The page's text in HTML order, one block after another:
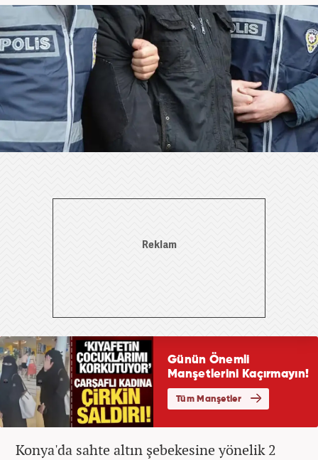
Konya'da sahte altın şebekesine yönelik 2